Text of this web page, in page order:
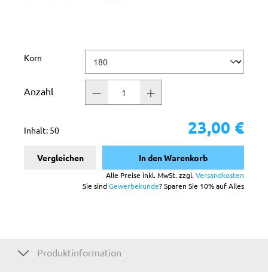
Korn
Anzahl
Inhalt: 50 23,00 €
Vergleichen In den Warenkorb
Alle Preise inkl. MwSt. zzgl.Versandkosten
Sie sindGewerbekunde? Sparen Sie 10% auf Alles
Produktinformation